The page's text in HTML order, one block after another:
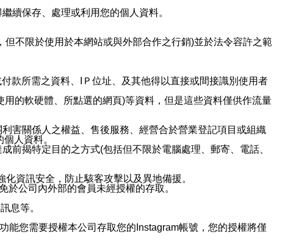
續保存、處理或利用您的個人資料。
不限於使用於本網站或與外部合作之行銷)並於法令容許之範
款所需之資料、IＰ位址、及其他得以直接或間接識別使用者
的軟硬體、所點選的網頁)等資料，但是這些資料僅供作流量
害關係人之權益、售後服務、經營合於營業登記項目或組織
人資料。
前揭特定目的之方式(包括但不限於電腦處理、郵寄、電話、
資訊安全，防止駭客攻擊以及異地備援。
公司內外部的會員未經授權的存取。
息等。
能您需要授權本公司存取您的Instagram帳號，您的授權將僅